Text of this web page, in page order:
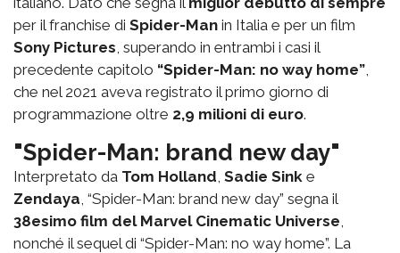
per il franchise di Spider-Man in Italia e per un film
Sony Pictures, superando in entrambi i casi il
precedente capitolo “Spider-Man: no way home”,
che nel 2021 aveva registrato il primo giorno di
programmazione oltre 2,9 milioni di euro.
"Spider-Man: brand new day"
Interpretato da Tom Holland, Sadie Sink e
Zendaya, “Spider-Man: brand new day” segna il
38esimo film del Marvel Cinematic Universe,
nonché il sequel di “Spider-Man: no way home”. La